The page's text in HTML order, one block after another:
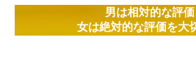
男は相対的な評価
女は絶対的な評価を大